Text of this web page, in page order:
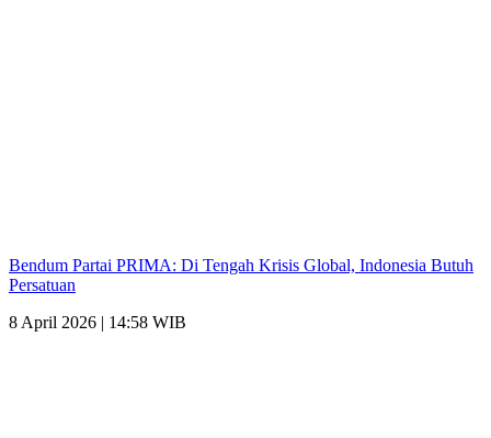
Bendum Partai PRIMA: Di Tengah Krisis Global, Indonesia Butuh
Persatuan
8 April 2026 | 14:58 WIB